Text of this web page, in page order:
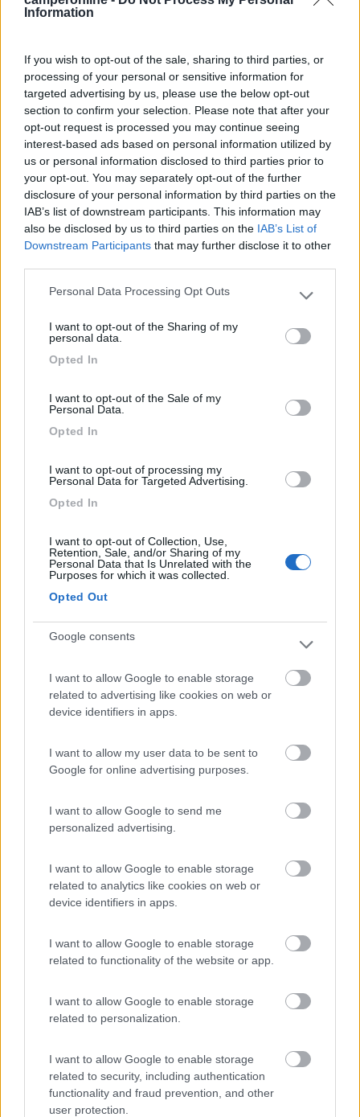
Information
If you wish to opt-out of the sale, sharing to third parties, or
processing of your personal or sensitive information for
targeted advertising by us, please use the below opt-out
section to confirm your selection. Please note that after your
opt-out request is processed you may continue seeing
interest-based ads based on personal information utilized by
us or personal information disclosed to third parties prior to
your opt-out. You may separately opt-out of the further
disclosure of your personal information by third parties on the
IAB’s list of downstream participants. This information may
also be disclosed by us to third parties on the IAB’s List of
Downstream Participants that may further disclose it to other
Please note that this website/app uses one or more Google
not limited to your visit or usage behaviour. You may click to
use your data for below specified purposes in below Google
Personal Data Processing Opt Outs
I want to opt-out of the Sharing of my
personal data.
Opted In
I want to opt-out of the Sale of my
Personal Data.
Opted In
I want to opt-out of processing my
Personal Data for Targeted Advertising.
Opted In
I want to opt-out of Collection, Use,
Retention, Sale, and/or Sharing of my
Personal Data that Is Unrelated with the
Purposes for which it was collected.
Opted Out
Google consents
I want to allow Google to enable storage
related to advertising like cookies on web or
device identifiers in apps.
I want to allow my user data to be sent to
Google for online advertising purposes.
I want to allow Google to send me
personalized advertising.
I want to allow Google to enable storage
related to analytics like cookies on web or
device identifiers in apps.
I want to allow Google to enable storage
related to functionality of the website or app.
I want to allow Google to enable storage
related to personalization.
I want to allow Google to enable storage
related to security, including authentication
functionality and fraud prevention, and other
user protection.
20 minuti a piedi dall'Arena. Servizi igienici
Consiglio vivamente per visita alla città.
Accessibilità Posizione Prezzo Pulizia Servizi
09/09/2021 8:20
Bel posto per visitare Verona! Tranquillo, però
vicino al centro. Piazzole ampie e pulite. Servizi
sanitari curate e pulite. Bisogna fare una
prenotazione. Io lo consiglio!
Caratteristiche Posizione Pulizia Servizi
guiduc 06/09/2021 23:35
Io ci avrei anche soggiornato, ma solo per aver
chiesto informazioni per prenotare mi hanno
risposto con una tale scortesia che ho lasciato
Accoglienza
Al Vacjo 10/02/2020 22:37
Ottima soluzione per visitare Verona, essendo
molto vicino al centro. È obbligatoria la
prenotazione. Ci tornerò sicuramente. Ve la
consiglio.
Accessibilità Posizione
Ottimo agricampeggio sulle rive dell'Adige
tranquillamente andare in centro a piedi.
Silenzioso e tranquillo, gestori educati e cordiali,
Accoglienza Caratteristiche
milena0580 13/05/2019 12:58
Ottimo per visitare Verona, raggiungibile anche a
piedi in meno di 30 minuti. Gestori cordiali e
Accoglienza Posizione Pulizia